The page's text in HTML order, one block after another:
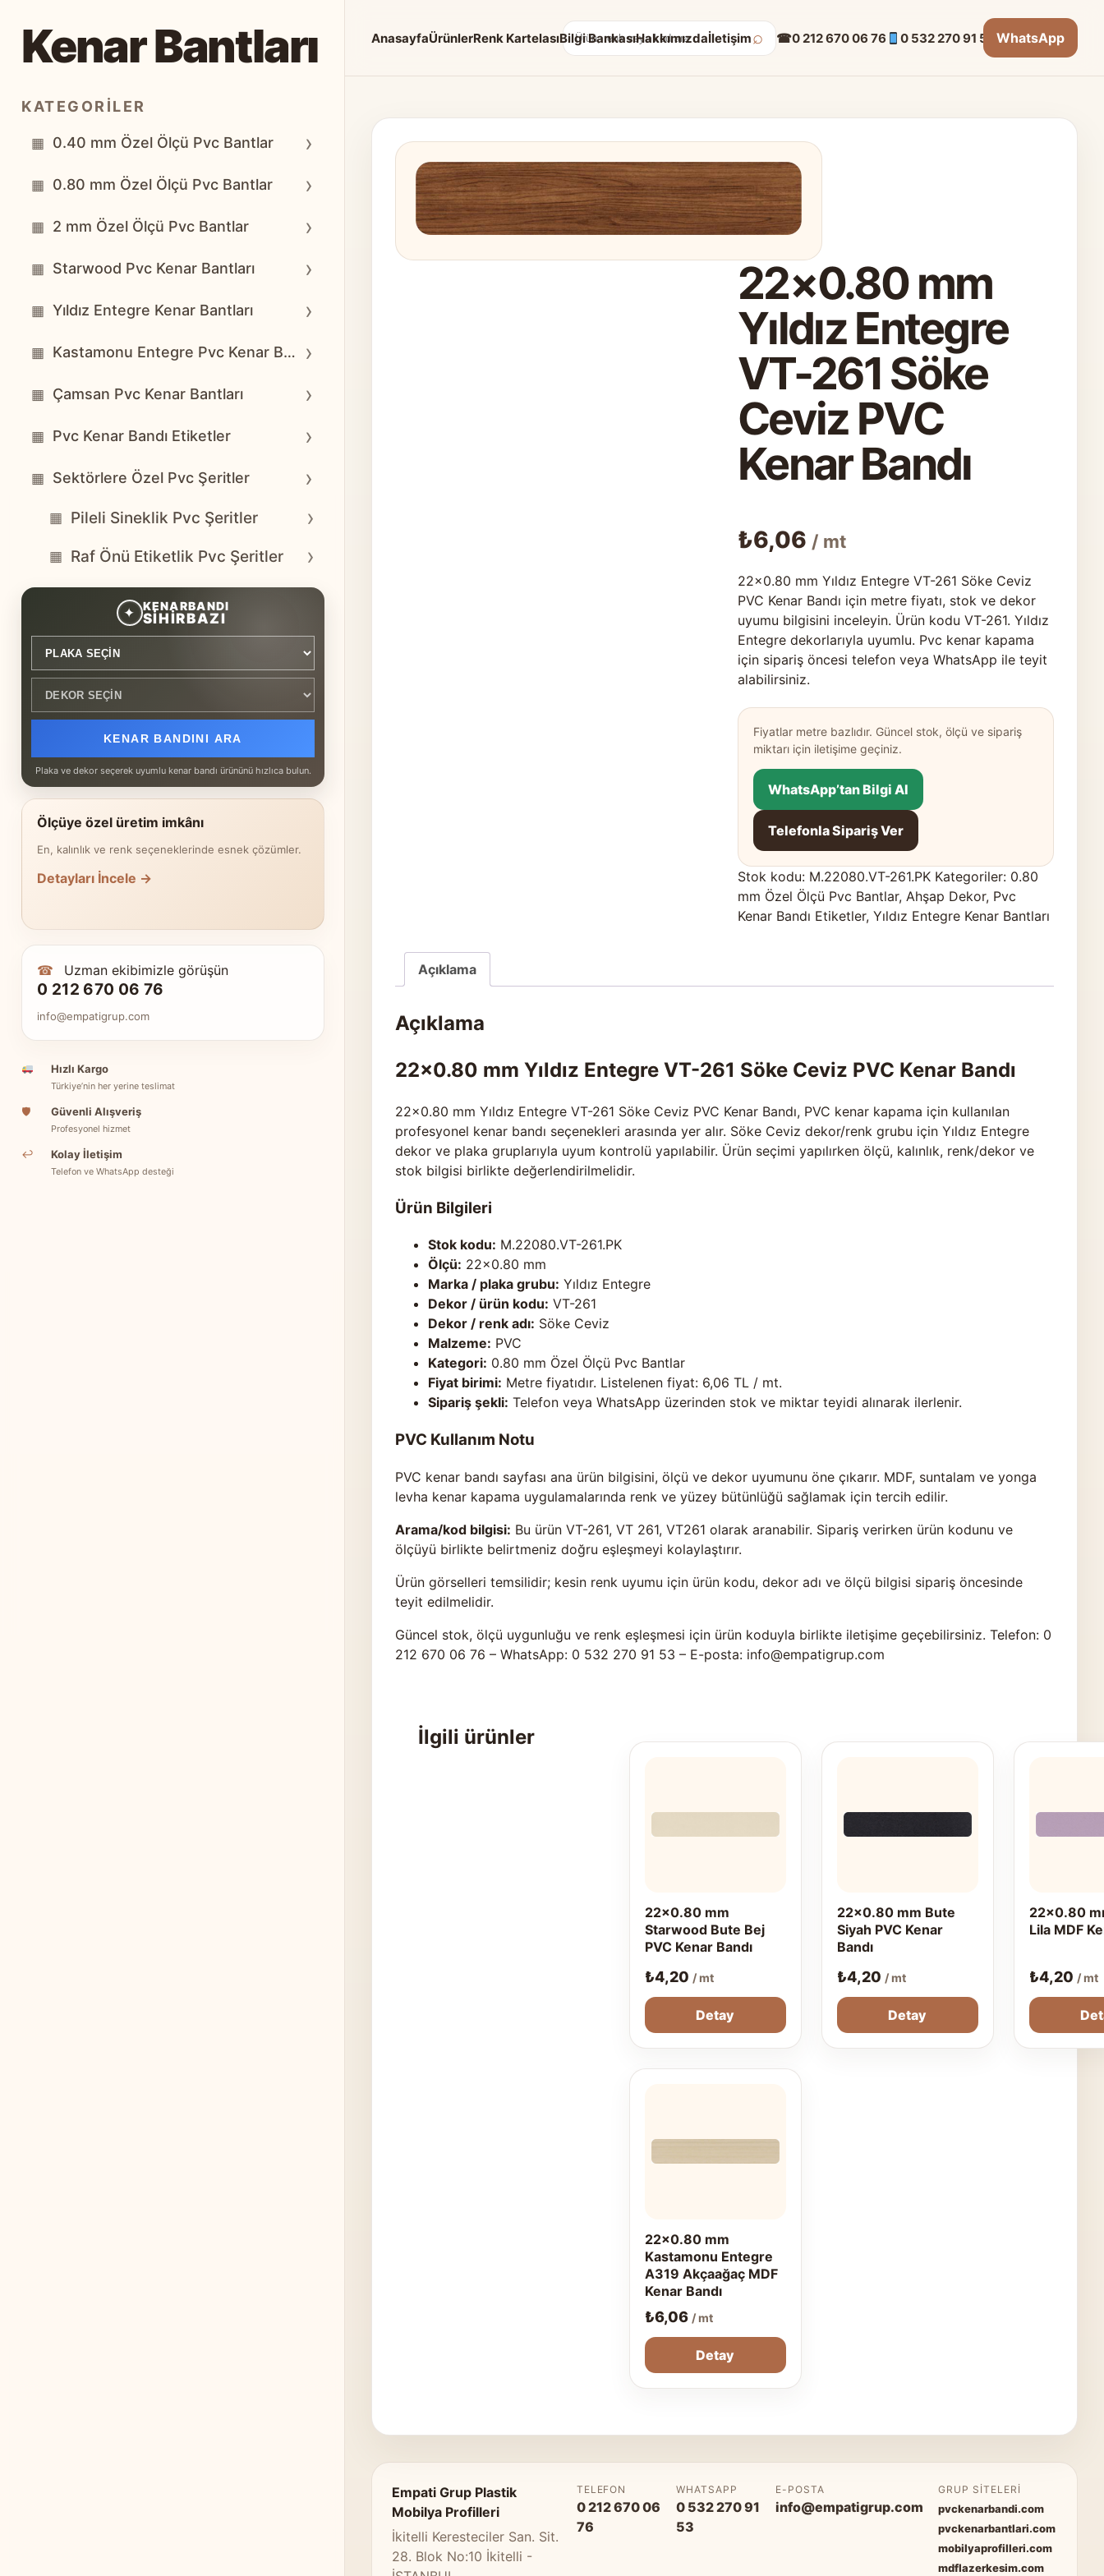
Kenar Bantları
KATEGORILER
▦ 0.40 mm Özel Ölçü Pvc Bantlar ›
▦ 0.80 mm Özel Ölçü Pvc Bantlar ›
▦ 2 mm Özel Ölçü Pvc Bantlar ›
▦ Starwood Pvc Kenar Bantları ›
▦ Yıldız Entegre Kenar Bantları ›
▦ Kastamonu Entegre Pvc Kenar Bantları ›
▦ Çamsan Pvc Kenar Bantları ›
▦ Pvc Kenar Bandı Etiketler ›
▦ Sektörlere Özel Pvc Şeritler ›
▦ Pileli Sineklik Pvc Şeritler ›
▦ Raf Önü Etiketlik Pvc Şeritler ›
✦ KENARBANDI
SİHİRBAZI
KENAR BANDINI ARA
Plaka ve dekor seçerek uyumlu kenar bandı ürününü hızlıca bulun.
Ölçüye özel üretim imkânı
En, kalınlık ve renk seçeneklerinde esnek çözümler.
Detayları İncele →
☎ Uzman ekibimizle görüşün
0 212 670 06 76
info@empatigrup.com
Hızlı Kargo
Türkiye’nin her yerine teslimat
🛡 Güvenli Alışveriş
Profesyonel hizmet
↩ Kolay İletişim
Telefon ve WhatsApp desteği
AnasayfaÜrünlerRenk KartelasıBilgi BankasıHakkımızdaİletişim
Arama: ⌕ ☎0 212 670 06 76 0 532 270 91 53 WhatsApp
22×0.80 mm
Yıldız Entegre
VT-261 Söke
Ceviz PVC
Kenar Bandı
₺6,06 / mt
22×0.80 mm Yıldız Entegre VT-261 Söke Ceviz
PVC Kenar Bandı için metre fiyatı, stok ve dekor
uyumu bilgisini inceleyin. Ürün kodu VT-261. Yıldız
Entegre dekorlarıyla uyumlu. Pvc kenar kapama
için sipariş öncesi telefon veya WhatsApp ile teyit
alabilirsiniz.
Fiyatlar metre bazlıdır. Güncel stok, ölçü ve sipariş
miktarı için iletişime geçiniz.
WhatsApp’tan Bilgi Al
Telefonla Sipariş Ver
Stok kodu: M.22080.VT-261.PK Kategoriler: 0.80
mm Özel Ölçü Pvc Bantlar,Ahşap Dekor, Pvc
Kenar Bandı Etiketler,Yıldız Entegre Kenar Bantları
Açıklama
Açıklama
22×0.80 mm Yıldız Entegre VT-261 Söke Ceviz PVC Kenar Bandı
22×0.80 mm Yıldız Entegre VT-261 Söke Ceviz PVC Kenar Bandı, PVC kenar kapama için kullanılan
profesyonel kenar bandı seçenekleri arasında yer alır. Söke Ceviz dekor/renk grubu için Yıldız Entegre
dekor ve plaka gruplarıyla uyum kontrolü yapılabilir. Ürün seçimi yapılırken ölçü, kalınlık, renk/dekor ve
stok bilgisi birlikte değerlendirilmelidir.
Ürün Bilgileri
Stok kodu: M.22080.VT-261.PK
Ölçü: 22×0.80 mm
Marka / plaka grubu: Yıldız Entegre
Dekor / ürün kodu: VT-261
Dekor / renk adı: Söke Ceviz
Malzeme: PVC
Kategori: 0.80 mm Özel Ölçü Pvc Bantlar
Fiyat birimi: Metre fiyatıdır. Listelenen fiyat: 6,06 TL / mt.
Sipariş şekli: Telefon veya WhatsApp üzerinden stok ve miktar teyidi alınarak ilerlenir.
PVC Kullanım Notu
PVC kenar bandı sayfası ana ürün bilgisini, ölçü ve dekor uyumunu öne çıkarır. MDF, suntalam ve yonga
levha kenar kapama uygulamalarında renk ve yüzey bütünlüğü sağlamak için tercih edilir.
Arama/kod bilgisi: Bu ürün VT-261, VT 261, VT261 olarak aranabilir. Sipariş verirken ürün kodunu ve
ölçüyü birlikte belirtmeniz doğru eşleşmeyi kolaylaştırır.
Ürün görselleri temsilidir; kesin renk uyumu için ürün kodu, dekor adı ve ölçü bilgisi sipariş öncesinde
teyit edilmelidir.
Güncel stok, ölçü uygunluğu ve renk eşleşmesi için ürün koduyla birlikte iletişime geçebilirsiniz. Telefon: 0
212 670 06 76 – WhatsApp: 0 532 270 91 53 – E-posta: info@empatigrup.com
İlgili ürünler
22x0.80 mm
Starwood Bute Bej
PVC Kenar Bandı
₺4,20 / mt
Detay
22x0.80 mm Bute
Siyah PVC Kenar
Bandı
₺4,20 / mt
Detay
22x0.80
Lila MDF
₺4,20 / mt
22x0.80 mm
Kastamonu Entegre
A319 Akçaağaç MDF
Kenar Bandı
₺6,06 / mt
Detay
Empati Grup Plastik
Mobilya Profilleri
İkitelli Keresteciler San. Sit.
28. Blok No:10 İkitelli -
TELEFON
0 212 670 06
76
WHATSAPP
0 532 270 91
53
E-POSTA
info@empatigrup.com
GRUP SITELERI
pvckenarbandi.com
pvckenarbantlari.com
mobilyaprofilleri.com
mdflazerkesim.com